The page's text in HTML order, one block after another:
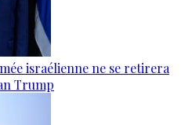
israélienne ne se retirera
Trump